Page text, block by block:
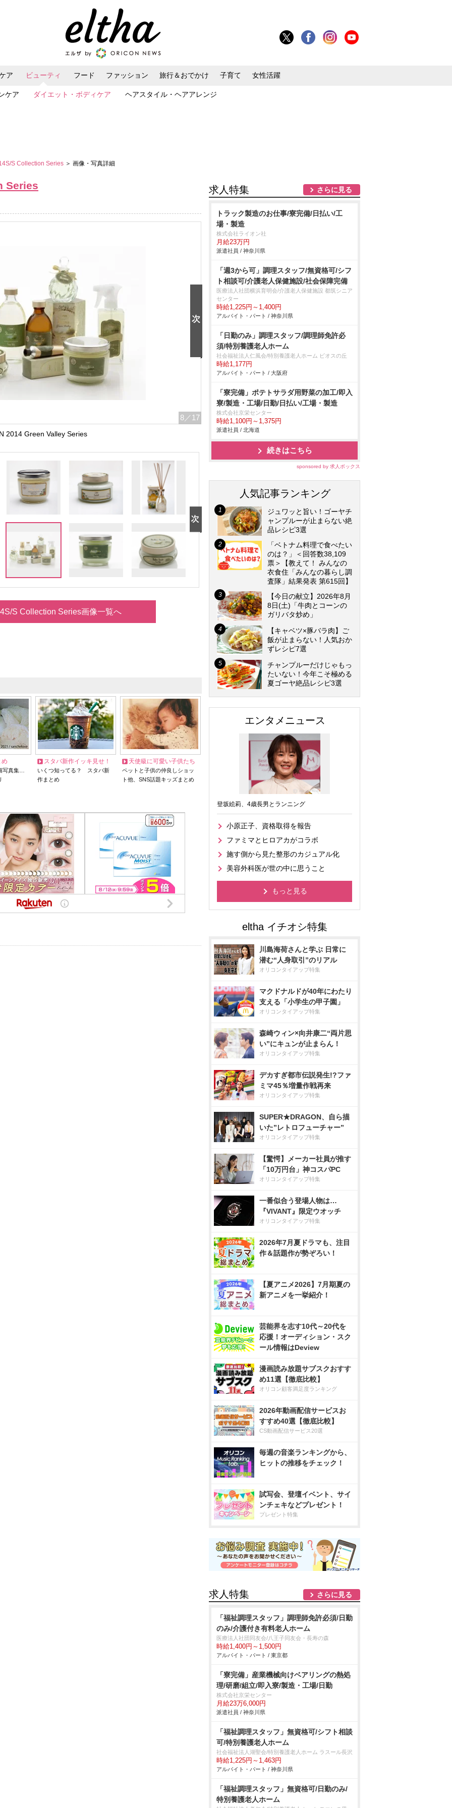
ア ビューティ
ケア ダイエット・ボディケア ヘアスタイル・ヘアアレンジ
フード ファッション 旅行＆おでかけ 子育て 女性活躍
S Collection Series ＞ 画像・写真詳細
Series
8 ／17
2014 Green Valley Series
S Collection Series画像一覧へ
め
写真集…
スタバ新作イッキ見せ！
いくつ知ってる？ スタバ新
作まとめ
天使級に可愛い子供たち
ペットと子供の仲良しショッ
ト他、SNS話題キッズまとめ
求人特集 さらに見る
トラック製造のお仕事/寮完備/日払い/工
場・製造
株式会社ライオン社
月給23万円
派遣社員 / 神奈川県
「週3から可」調理スタッフ/無資格可/シフ
ト相談可/介護老人保健施設/社会保障完備
医療法人社団横浜育明会/介護老人保健施設 都筑シニア
センター
時給1,225円～1,400円
アルバイト・パート / 神奈川県
「日勤のみ」調理スタッフ/調理師免許必
須/特別養護老人ホーム
社会福祉法人仁風会/特別養護老人ホーム ビオスの丘
時給1,177円
アルバイト・パート / 大阪府
「寮完備」ポテトサラダ用野菜の加工/即入
寮/製造・工場/日勤/日払い/工場・製造
株式会社京栄センター
時給1,100円～1,375円
派遣社員 / 北海道
続きはこちら
sponsored by 求人ボックス
人気記事ランキング
ジュワッと旨い！ゴーヤチ
ャンプルーが止まらない絶
品レシピ3選
「ベトナム料理で食べたい
のは？」＜回答数38,109
票＞【教えて！ みんなの
衣食住「みんなの暮らし調
査隊」結果発表 第615回】
【今日の献立】2026年8月
8日(土)「牛肉とコーンの
ガリバタ炒め」
【キャベツ×豚バラ肉】ご
飯が止まらない！人気おか
ずレシピ7選
チャンプルーだけじゃもっ
たいない！今年こそ極める
夏ゴーヤ絶品レシピ3選
エンタメニュース
登坂絵莉、4歳長男とランニング
小原正子、資格取得を報告
ファミマとヒロアカがコラボ
施す側から見た整形のカジュアル化
美容外科医が世の中に思うこと
もっと見る
川島海荷さんと学ぶ 日常に
潜む“人身取引”のリアル
オリコンタイアップ特集
マクドナルドが40年にわたり
支える「小学生の甲子園」
オリコンタイアップ特集
森崎ウィン×向井康二“両片思
い”にキュンが止まらん！
オリコンタイアップ特集
デカすぎ都市伝説発生!?ファ
ミマ45％増量作戦再来
オリコンタイアップ特集
SUPER★DRAGON、自ら描
いた”レトロフューチャー”
オリコンタイアップ特集
【驚愕】メーカー社員が推す
「10万円台」神コスパPC
オリコンタイアップ特集
一番似合う登場人物は…
『VIVANT』限定ウオッチ
オリコンタイアップ特集
2026年7月夏ドラマも、注目
作＆話題作が勢ぞろい！
【夏アニメ2026】7月期夏の
新アニメを一挙紹介！
芸能界を志す10代～20代を
応援！オーディション・スク
ール情報はDeview
漫画読み放題サブスクおすす
め11選【徹底比較】
オリコン顧客満足度ランキング
2026年動画配信サービスお
すすめ40選【徹底比較】
CS動画配信サービス20選
毎週の音楽ランキングから、
ヒットの推移をチェック！
試写会、登壇イベント、サイ
ンチェキなどプレゼント！
プレゼント特集
求人特集 さらに見る
「福祉調理スタッフ」調理師免許必須/日勤
のみ/介護付き有料老人ホーム
医療法人社団同友会/八王子同友会・長寿の森
時給1,400円～1,500円
アルバイト・パート / 東京都
「寮完備」産業機械向けベアリングの熱処
理/研磨/組立/即入寮/製造・工場/日勤
株式会社京栄センター
月給23万6,000円
派遣社員 / 神奈川県
「福祉調理スタッフ」無資格可/シフト相談
可/特別養護老人ホーム
社会福祉法人湖聖会/特別養護老人ホーム ラスール長沢
時給1,225円～1,463円
アルバイト・パート / 神奈川県
「福祉調理スタッフ」無資格可/日勤のみ/
特別養護老人ホーム